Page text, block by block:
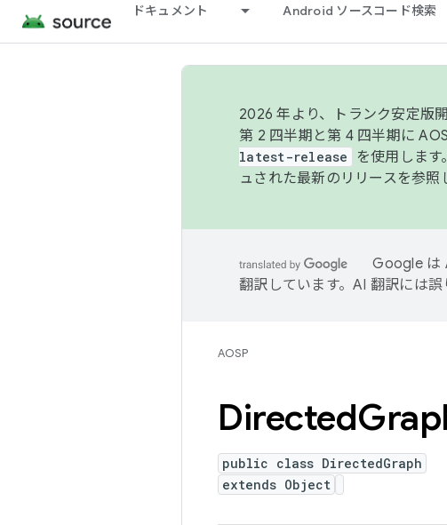
ドキュメント Android ソースコード検索
2026 年より、トランク安定版
第 2 四半期と第 4 四半期に
latest-release
を使用します。
ュされた最新のリリースを参照
Google は
翻訳しています。AI 翻訳には誤
AOSP
Directed
public class DirectedGraph
extends Object